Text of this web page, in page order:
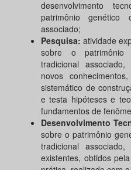
desenvolvimento
patrimônio genético
associado;
Pesquisa: atividade
sobre o patrimônio
tradicional
novos
sistemático de
e testa hipóteses e
fundamentos de
Desenvolvimento
sobre o patrimônio
tradicional
existentes, obtidos